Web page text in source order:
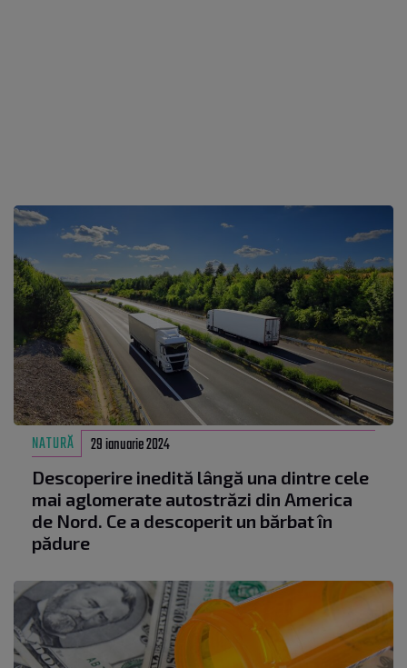
NATURĂ 29 ianuarie 2024
Descoperire inedită lângă una dintre cele
mai aglomerate autostrăzi din America
de Nord. Ce a descoperit un bărbat în
pădure